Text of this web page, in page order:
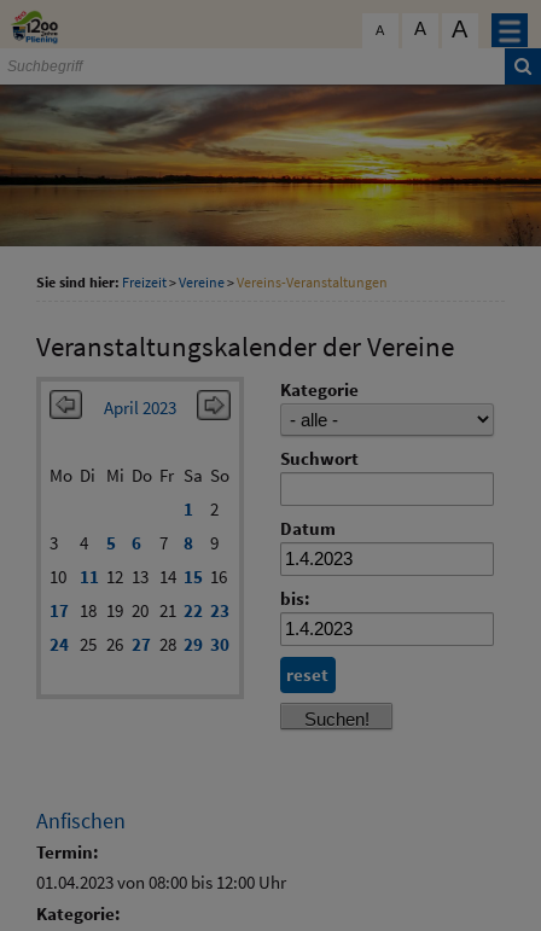
Zum Inhalt
A A A
Sie sind hier: Freizeit>Vereine>Vereins-Veranstaltungen
Veranstaltungskalender der Vereine
April 2023
Mo Di Mi Do Fr Sa So
1
2
3
4 5 6 7 8
9
10
11 12 13 14 15 16
17 18 19 20 21 22 23
24 25 26 27 28 29 30
Kategorie
Suchwort
Datum
bis:
reset
Anfischen
Termin:
01.04.2023 von 08:00 bis 12:00 Uhr
Kategorie:
schließen